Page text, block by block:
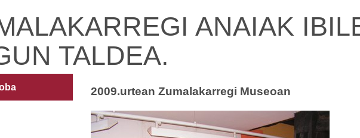
ANAIAK
TALDEA.
2009.urtean Zumalakarregi Museoan